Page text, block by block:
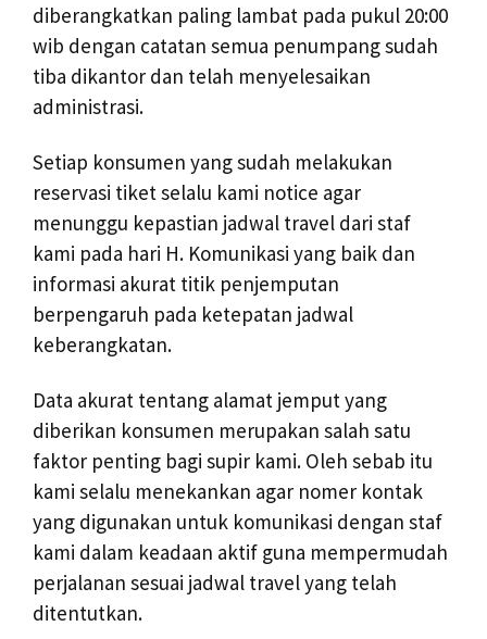
diberangkatkan paling lambat pada pukul 20:00
wib dengan catatan semua penumpang sudah
tiba dikantor dan telah menyelesaikan
administrasi.
Setiap konsumen yang sudah melakukan
reservasi tiket selalu kami notice agar
menunggu kepastian jadwal travel dari staf
kami pada hari H. Komunikasi yang baik dan
informasi akurat titik penjemputan
berpengaruh pada ketepatan jadwal
keberangkatan.
Data akurat tentang alamat jemput yang
diberikan konsumen merupakan salah satu
faktor penting bagi supir kami. Oleh sebab itu
kami selalu menekankan agar nomer kontak
yang digunakan untuk komunikasi dengan staf
kami dalam keadaan aktif guna mempermudah
perjalanan sesuai jadwal travel yang telah
ditentutkan.